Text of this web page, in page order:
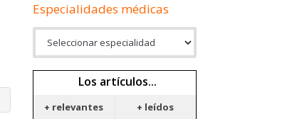
Especialidades médicas
Los artículos...
+ relevantes + leídos